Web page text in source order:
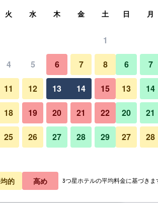
金の最安値
あたり合計
¥9,923 プランを見る
¥10,996 プランを見る
ガローのオファー
ジ
火 水 木 金 土
1
4 5 6 7 8
11 12 13 14 15
18 19 20 21 22
25 26 27 28 29
日 月
6 7
13 14
20 21
27 28
的 高め 3つ星ホテルの平均料金に基づきま